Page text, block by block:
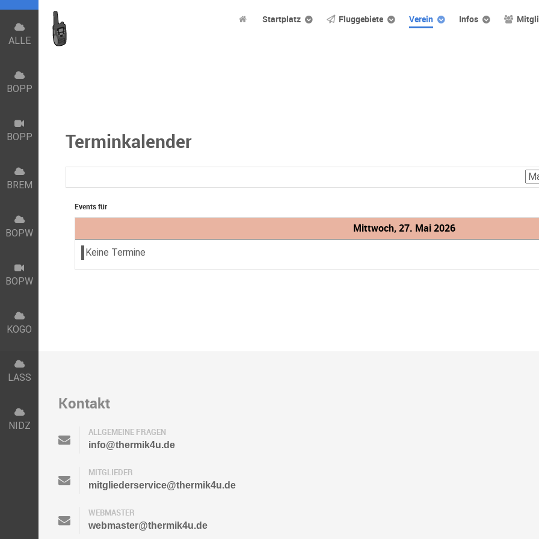
Startplatz Fluggebiete Verein Infos
Terminkalender
Events für
Mittwoch, 27. Mai 2026
Keine Termine
Kontakt
ALLGEMEINE FRAGEN
info@thermik4u.de
MITGLIEDER
mitgliederservice@thermik4u.de
WEBMASTER
webmaster@thermik4u.de
ALLE
BOPP
BOPP
BREM
BOPW
BOPW
KOGO
LASS
NIDZ